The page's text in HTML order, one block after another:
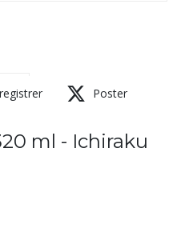
Poster
ml - Ichiraku